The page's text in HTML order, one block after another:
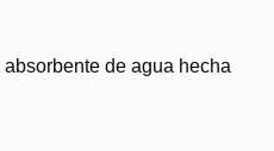
de agua hecha